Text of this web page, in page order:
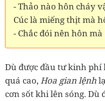
- Thảo nào hôn cháy
Cúc là miếng thịt mà
- Chắc đói nên hôn
Dù được đầu tư kinh phí
quá cao,Hoa gian lệnh
cơn sốt khi lên sóng. Dù